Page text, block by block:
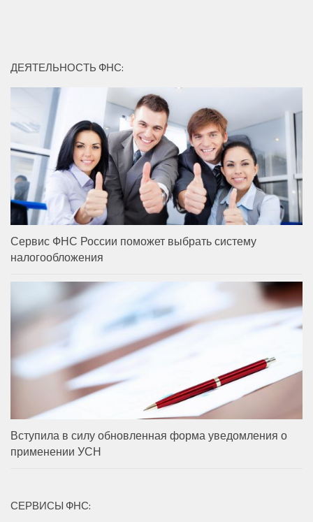
ДЕЯТЕЛЬНОСТЬ ФНС:
Сервис ФНС России поможет выбрать систему
налогообложения
Вступила в силу обновленная форма уведомления о
применении УСН
СЕРВИСЫ ФНС: